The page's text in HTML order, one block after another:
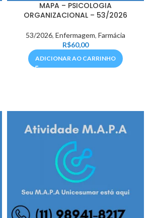
MAPA – PSICOLOGIA
ORGANIZACIONAL – 53/2026
53/2026, Enfermagem, Farmácia
R$60,00
ADICIONAR AO CARRINHO